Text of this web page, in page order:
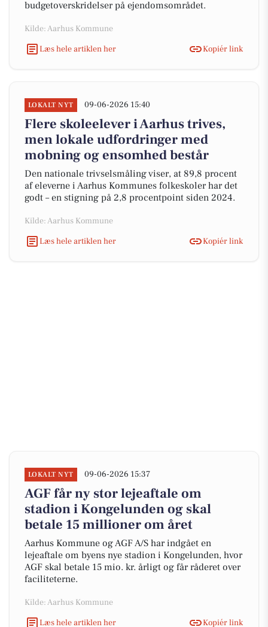
budgetoverskridelser på ejendomsområdet.
Kilde: Aarhus Kommune
Læs hele artiklen her
Kopiér link
LOKALT NYT 09-06-2026 15:40
Flere skoleelever i Aarhus trives,
men lokale udfordringer med
mobning og ensomhed består
Den nationale trivselsmåling viser, at 89,8 procent
af eleverne i Aarhus Kommunes folkeskoler har det
godt – en stigning på 2,8 procentpoint siden 2024.
Kilde: Aarhus Kommune
Læs hele artiklen her
Kopiér link
LOKALT NYT 09-06-2026 15:37
AGF får ny stor lejeaftale om
stadion i Kongelunden og skal
betale 15 millioner om året
Aarhus Kommune og AGF A/S har indgået en
lejeaftale om byens nye stadion i Kongelunden, hvor
AGF skal betale 15 mio. kr. årligt og får råderet over
faciliteterne.
Kilde: Aarhus Kommune
Læs hele artiklen her
Kopiér link